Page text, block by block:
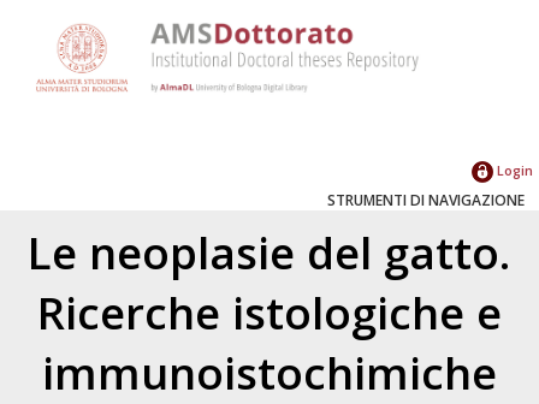
Login
STRUMENTI DI NAVIGAZIONE
Le neoplasie del gatto.
Ricerche istologiche e
immunoistochimiche